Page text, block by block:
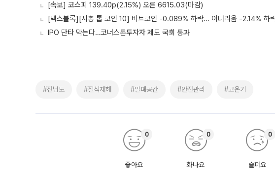
[속보] 코스피 139.40p(2.15%) 오른 6615.03(마감)
[넥스블록][시총 톱 코인 10] 비트코인 -0.089% 하락... 이더리움 -2.14% 하
IPO 단타 막는다…코너스톤투자자 제도 국회 통과
#전남도 #질식재해 #밀폐공간 #안전관리 #고온기
좋아요
0
화나요
0
슬퍼요
0